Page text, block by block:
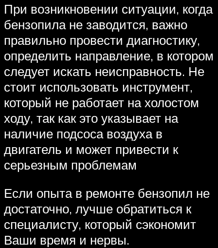
При возникновении ситуации, когда
бензопила не заводится, важно
правильно провести диагностику,
определить направление, в котором
следует искать неисправность. Не
стоит использовать инструмент,
который не работает на холостом
ходу, так как это указывает на
наличие подсоса воздуха в
двигатель и может привести к
серьезным проблемам
Если опыта в ремонте бензопил не
достаточно, лучше обратиться к
специалисту, который сэкономит
Ваши время и нервы.